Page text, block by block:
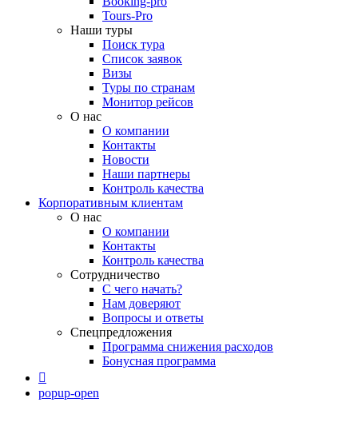
Tours-Pro
Наши туры
Поиск тура
Список заявок
Визы
Туры по странам
Монитор рейсов
О нас
О компании
Контакты
Новости
Наши партнеры
Контроль качества
Корпоративным клиентам
О нас
О компании
Контакты
Контроль качества
Сотрудничество
С чего начать?
Нам доверяют
Вопросы и ответы
Спецпредложения
Программа снижения расходов
Бонусная программа

popup-open